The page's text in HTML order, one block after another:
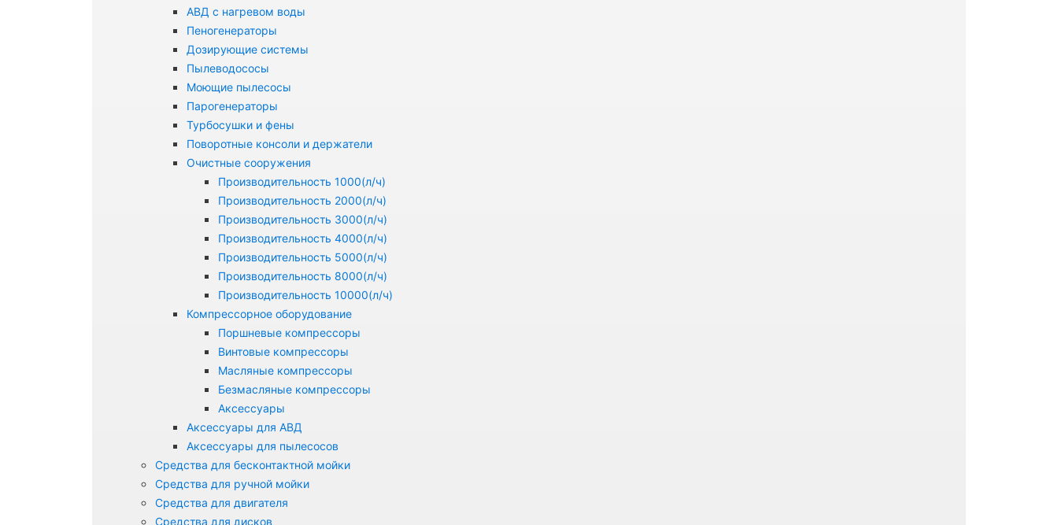
АВД с нагревом воды
Пеногенераторы
Дозирующие системы
Пылеводососы
Моющие пылесосы
Парогенераторы
Турбосушки и фены
Поворотные консоли и держатели
Очистные сооружения
Производительность 1000(л/ч)
Производительность 2000(л/ч)
Производительность 3000(л/ч)
Производительность 4000(л/ч)
Производительность 5000(л/ч)
Производительность 8000(л/ч)
Производительность 10000(л/ч)
Компрессорное оборудование
Поршневые компрессоры
Винтовые компрессоры
Масляные компрессоры
Безмасляные компрессоры
Аксессуары
Аксессуары для АВД
Аксессуары для пылесосов
Средства для бесконтактной мойки
Средства для ручной мойки
Средства для двигателя
Средства для дисков